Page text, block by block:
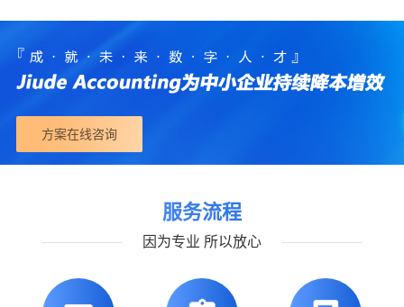
方案在线咨询
服务流程
因为专业 所以放心